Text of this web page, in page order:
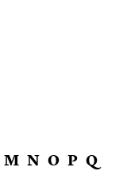
M N O P Q